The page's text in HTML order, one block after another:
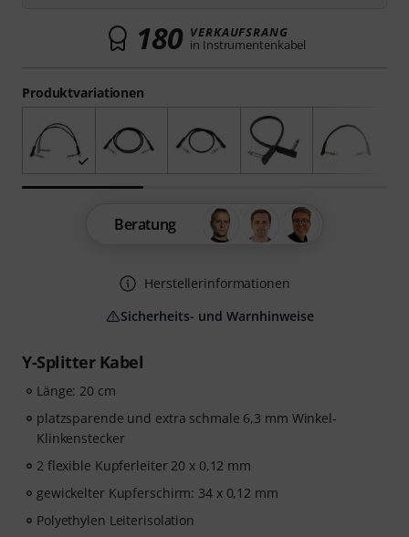
Y-Splitter Kabel
Länge: 20 cm
platzsparende und extra schmale 6,3 mm Winkel-
Klinkenstecker
2 flexible Kupferleiter 20 x 0,12 mm
gewickelter Kupferschirm: 34 x 0,12 mm
Polyethylen Leiterisolation
Produktvariationen
180 VERKAUFSRANG
in Instrumentenkabel
Beratung
Herstellerinformationen
Sicherheits- und Warnhinweise